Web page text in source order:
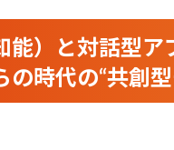
能）と対話型
時代の“共創